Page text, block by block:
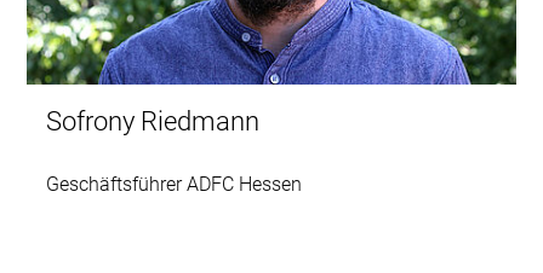
Sofrony Riedmann
Geschäftsführer ADFC Hessen